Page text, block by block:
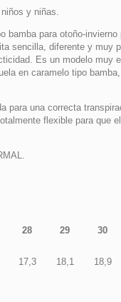
y niñas.
para otoño-
sencilla, diferente y muy
Es un modelo muy
en caramelo tipo
para una correcta
flexible para que
28 29 30
17,3 18,1 18,9